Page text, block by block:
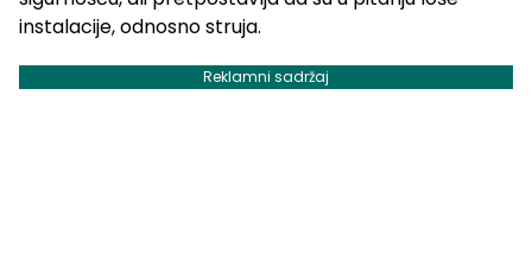
instalacije, odnosno struja.
Reklamni sadržaj